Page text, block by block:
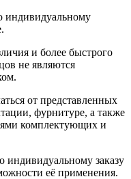
индивидуальному
и более быстрого
не являются
от представленных
фурнитуре, а также
комплектующих и
заказу
её применения.